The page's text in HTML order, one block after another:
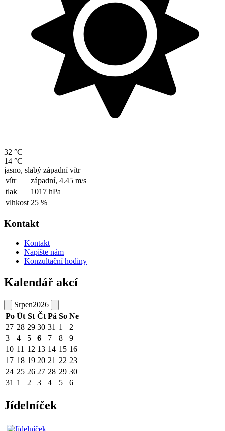
32 °C
14 °C
jasno, slabý západní vítr
vítr
západní, 4.45 m/s
tlak
1017 hPa
vlhkost 25 %
Kontakt
Kontakt
Napište nám
Konzultační hodiny
Kalendář akcí
Srpen2026
Po Út St Čt Pá So Ne
27 28 29 30 31 1
2
3
4 5 6 7 8
9
10 11 12 13 14 15 16
17 18 19 20 21 22 23
24 25 26 27 28 29 30
31 1 2 3 4 5 6
Jídelníček